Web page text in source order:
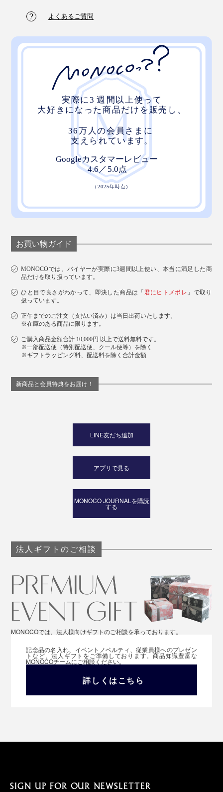
よくあるご質問
お買い物ガイド
MONOCOでは、バイヤーが実際に3週間以上使い、本当に満足した商
品だけを取り扱っています。
ひと目で良さがわかって、即決した商品は「 君にヒトメボレ 」で取り
扱っています。
正午までのご注文（支払い済み）は当日出荷いたします。
※在庫のある商品に限ります。
ご購入商品金額合計 10,000円 以上で送料無料です。
※一部配送便（特別配送便、クール便等）を除く
※ギフトラッピング料、配送料を除く合計金額
新商品と会員特典をお届け！
LINE友だち追加
アプリで見る
MONOCO JOURNALを購読
する
法人ギフトのご相談
MONOCOでは、法人様向けギフトのご相談を承っております。
記念品の名入れ、イベントノベルティ、従業員様へのプレゼン
トなど、法人ギフトをご準備しております。商品知識豊富な
MONOCOチームにご相談ください。
詳しくはこちら
SIGN UP FOR OUR NEWSLETTER